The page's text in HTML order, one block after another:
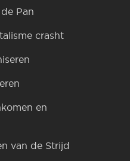
Pan
crasht
en
van de Strijd